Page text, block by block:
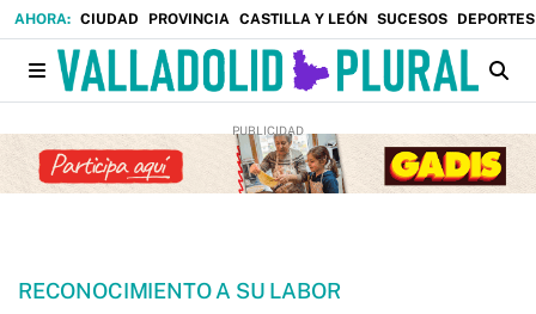
CIUDAD PROVINCIA CASTILLA Y LEÓN SUCESOS DEPORTES
RECONOCIMIENTO A SU LABOR